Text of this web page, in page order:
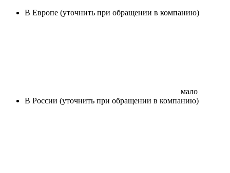
В Европе (уточнить при обращении в компанию)
мало
В России (уточнить при обращении в компанию)